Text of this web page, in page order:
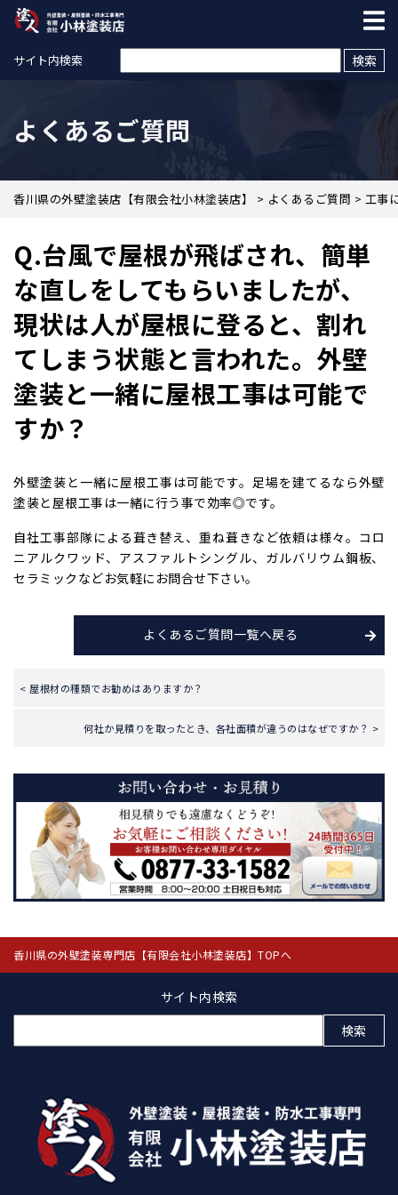
サイト内検索
よくあるご質問
香川県の外壁塗装店【有限会社小林塗装店】 > よくあるご質問 > 工事
Q.台風で屋根が飛ばされ、簡単
な直しをしてもらいましたが、
現状は人が屋根に登ると、割れ
てしまう状態と言われた。外壁
塗装と一緒に屋根工事は可能で
すか？
外壁塗装と一緒に屋根工事は可能です。足場を建てるなら外壁
塗装と屋根工事は一緒に行う事で効率◎です。
自社工事部隊による葺き替え、重ね葺きなど依頼は様々。コロ
ニアルクワッド、アスファルトシングル、ガルバリウム鋼板、
セラミックなどお気軽にお問合せ下さい。
よくあるご質問一覧へ戻る
< 屋根材の種類でお勧めはありますか？
何社か見積りを取ったとき、各社面積が違うのはなぜですか？ >
香川県の外壁塗装専門店【有限会社小林塗装店】TOPへ
サイト内検索
索: